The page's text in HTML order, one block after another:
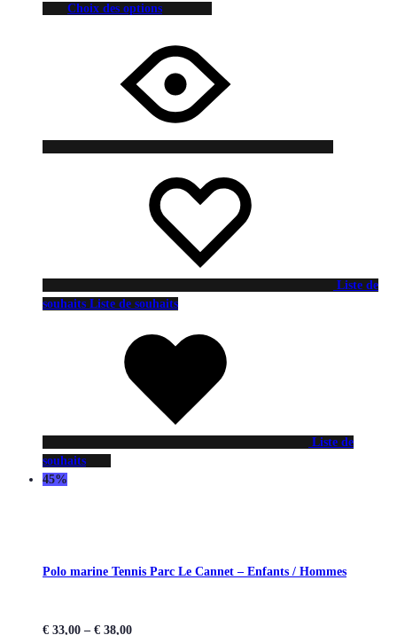
Choix des options
Liste de
souhaits Liste de souhaits
Liste de
souhaits
45%
Polo marine Tennis Parc Le Cannet – Enfants / Hommes
€ 33,00 – € 38,00